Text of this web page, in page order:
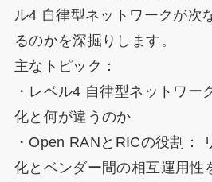
ル4 自律型ネットワークが次
るのかを深掘りします。
主なトピック：
・レベル4 自律型ネットワー
化と何が違うのか
・Open RANとRICの役割：
化とベンダー間の相互運用性